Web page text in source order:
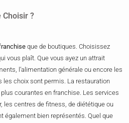
Choisir ?
que de boutiques. Choisissez
vous plaît. Que vous ayez un attrait
l’alimentation générale ou encore les
choix sont permis. La restauration
courantes en franchise. Les services
les centres de fitness, de diététique ou
également bien représentés. Quel que